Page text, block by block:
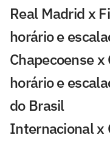
Real Madrid x
horário e
Chapecoense
horário e
do Brasil
Internacional x